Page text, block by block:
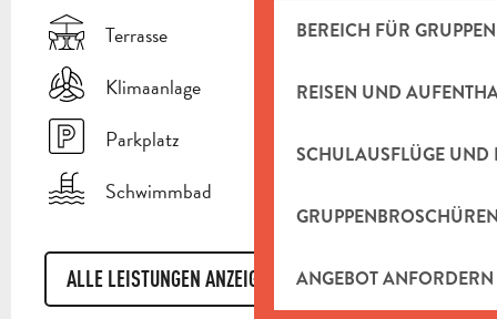
BEREICH FÜR GRUPPEN
REISEN UND
SCHULAUSFLÜGE UND
ANGEBOT ANFORDERN
Terrasse
Klimaanlage
Parkplatz
Schwimmbad
ALLE LEISTUNGEN ANZEIGEN